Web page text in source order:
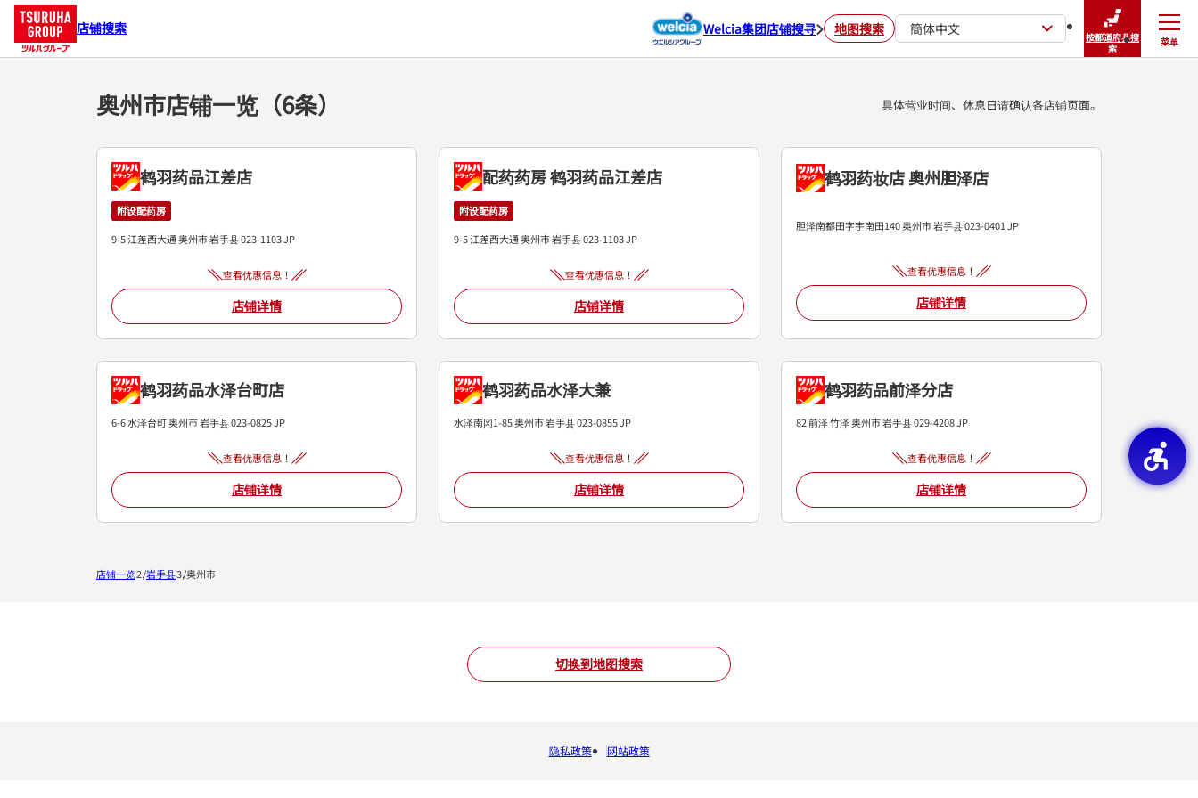
店铺搜索 Welcia集团店铺搜寻 地图搜索 簡体中文
按都道府县搜
索
菜单
关闭
奥州市店铺一览（6条） 具体营业时间、休息日请确认各店铺页面。
鹤羽药品江差店
附设配药房
9-5 江差西大通奥州市岩手县023-1103JP
查看优惠信息！
店铺详情
配药药房 鹤羽药品江差店
附设配药房
9-5 江差西大通奥州市岩手县023-1103JP
查看优惠信息！
店铺详情
鹤羽药妆店 奥州胆泽店
胆泽南都田字宇南田140奥州市岩手县023-0401 JP
查看优惠信息！
店铺详情
鹤羽药品水泽台町店
6-6 水泽台町奥州市岩手县023-0825JP
查看优惠信息！
店铺详情
鹤羽药品水泽大兼
水泽南冈1-85奥州市岩手县023-0855JP
查看优惠信息！
店铺详情
鹤羽药品前泽分店
82 前泽 竹泽奥州市岩手县029-4208JP
查看优惠信息！
店铺详情
切换到地图搜索
店铺一览 岩手县 奥州市
隐私政策 网站政策